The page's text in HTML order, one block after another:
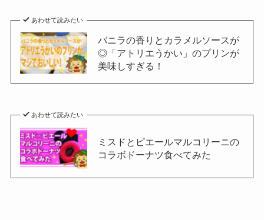
あわせて読みたい
バニラの香りとカラメルソースが
◎「アトリエうかい」のプリンが
美味しすぎる！
あわせて読みたい
ミスドとピエールマルコリーニの
コラボドーナツ食べてみた